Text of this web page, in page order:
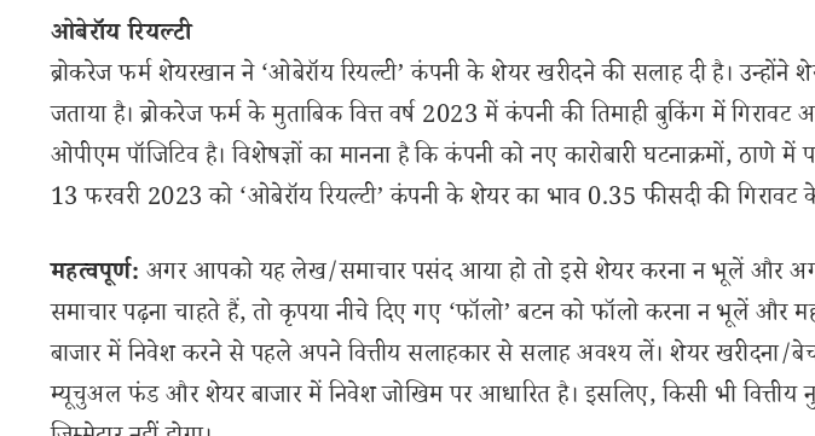
ओबेरॉय रियल्टी
ब्रोकरेज फर्म शेयरखान ने ‘ओबेरॉय रियल्टी’ कंपनी के शेयर खरीदने की सलाह दी है।
जताया है। ब्रोकरेज फर्म के मुताबिक वित्त वर्ष 2023 में कंपनी की तिमाही बुकिंग में
ओपीएम पॉजिटिव है। विशेषज्ञों का मानना है कि कंपनी को नए कारोबारी घटनाक्रमों, ठाणे
13 फरवरी 2023 को ‘ओबेरॉय रियल्टी’ कंपनी के शेयर का भाव 0.35 फीसदी की
महत्वपूर्ण: अगर आपको यह लेख/समाचार पसंद आया हो तो इसे शेयर करना न भूलें और
समाचार पढ़ना चाहते हैं, तो कृपया नीचे दिए गए ‘फॉलो’ बटन को फॉलो करना न भूलें और
बाजार में निवेश करने से पहले अपने वित्तीय सलाहकार से सलाह अवश्य लें। शेयर खरीदना/
म्यूचुअल फंड और शेयर बाजार में निवेश जोखिम पर आधारित है। इसलिए, किसी भी वित्तीय